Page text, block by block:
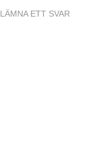
LÄMNA ETT SVAR